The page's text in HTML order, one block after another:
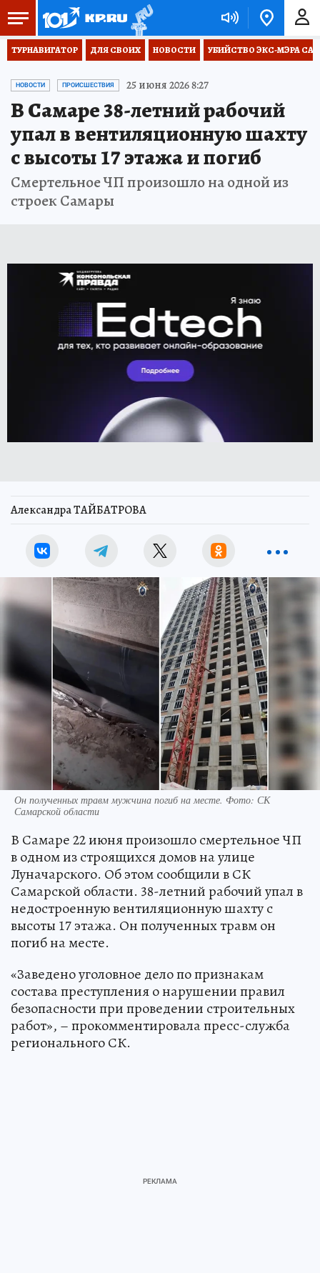
ТУРНАВИГАТОР ДЛЯ СВОИХ НОВОСТИ УБИЙСТВО ЭКС-МЭРА
НОВОСТИ ПРОИСШЕСТВИЯ 25 июня 2026 8:27
В Самаре 38-летний рабочий
упал в вентиляционную шахту
с высоты 17 этажа и погиб
Смертельное ЧП произошло на одной из
строек Самары
Александра ТАЙБАТРОВА
Он полученных травм мужчина погиб на месте. Фото: СК
Самарской области
В Самаре 22 июня произошло смертельное ЧП
в одном из строящихся домов на улице
Луначарского. Об этом сообщили в СК
Самарской области. 38-летний рабочий упал в
недостроенную вентиляционную шахту с
высоты 17 этажа. Он полученных травм он
погиб на месте.
«Заведено уголовное дело по признакам
состава преступления о нарушении правил
безопасности при проведении строительных
работ», – прокомментировала пресс-служба
регионального СК.